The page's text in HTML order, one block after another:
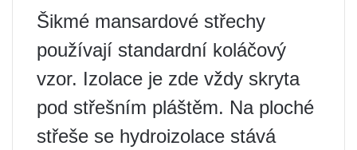
Šikmé mansardové střechy
používají standardní koláčový
vzor. Izolace je zde vždy skryta
pod střešním pláštěm. Na ploché
střeše se hydroizolace stává